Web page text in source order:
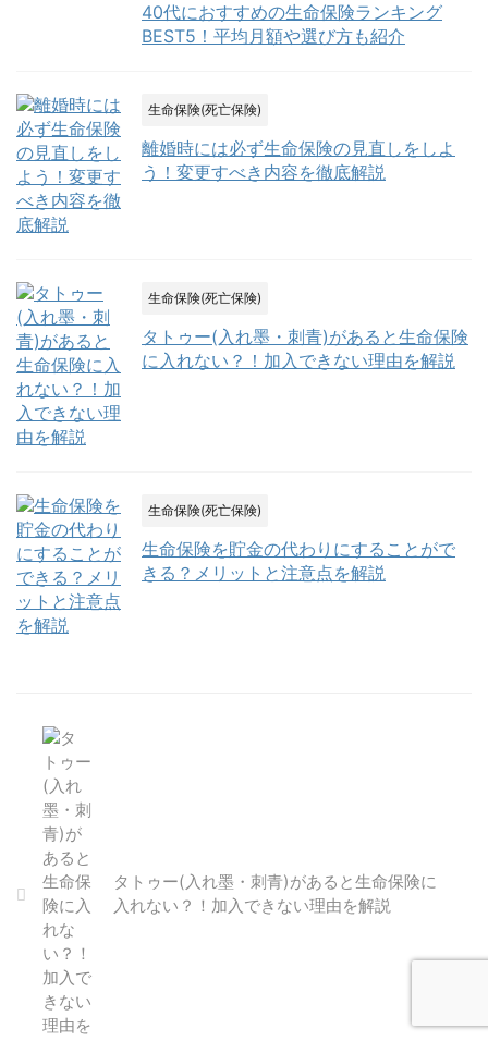
40代におすすめの生命保険ランキング
BEST5！平均月額や選び方も紹介
生命保険(死亡保険)
離婚時には必ず生命保険の見直しをしよ
う！変更すべき内容を徹底解説
生命保険(死亡保険)
タトゥー(入れ墨・刺青)があると生命保険
に入れない？！加入できない理由を解説
生命保険(死亡保険)
生命保険を貯金の代わりにすることがで
きる？メリットと注意点を解説
タトゥー(入れ墨・刺青)があると生命保険に
入れない？！加入できない理由を解説